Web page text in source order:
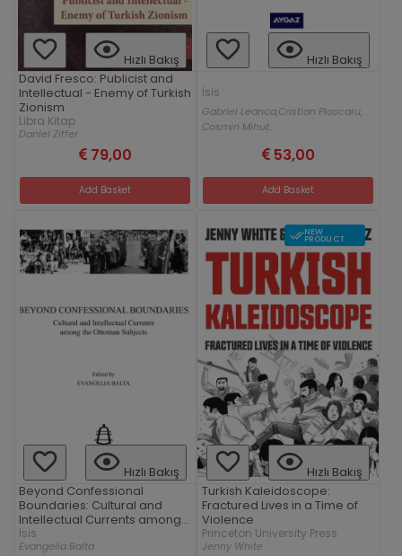
Hızlı Bakış
David Fresco: Publicist and
Intellectual - Enemy of Turkish
Zionism
Libra Kitap
Daniel Ziffer
79,00
Add Basket
Hızlı Bakış
İsis
Gabriel Leanca,Cristian Ploscaru,
Cosmin Mihuț...
53,00
Add Basket
Hızlı Bakış
Beyond Confessional
Boundaries: Cultural and
Intellectual Currents among
the Ottoman Subjects
İsis
Evangelia Balta
NEW
PRODUCT
Hızlı Bakış
Turkish Kaleidoscope:
Fractured Lives in a Time of
Violence
Princeton University Press
Jenny White